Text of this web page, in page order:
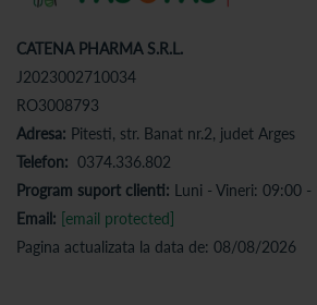
CATENA PHARMA S.R.L.
J2023002710034
RO3008793
Adresa: Pitesti, str. Banat nr.2, judet Arges
Telefon: 0374.336.802
Program suport clienti: Luni - Vineri: 09:00 -
Email: [email protected]
Pagina actualizata la data de: 08/08/2026